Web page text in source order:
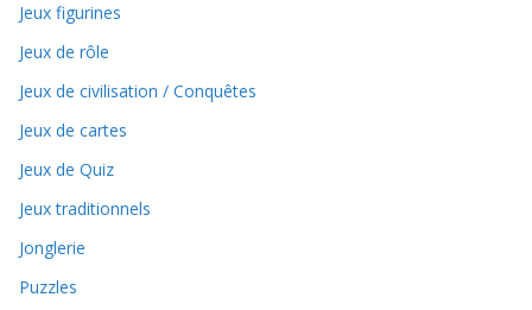
Jeux figurines
Jeux de rôle
Jeux de civilisation / Conquêtes
Jeux de cartes
Jeux de Quiz
Jeux traditionnels
Jonglerie
Puzzles